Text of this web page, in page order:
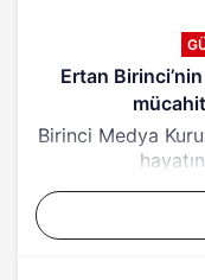
Ertan Birinci’nin
Birinci Medya